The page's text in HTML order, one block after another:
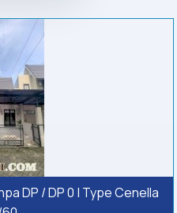
DP / DP 0 | Type Cenella